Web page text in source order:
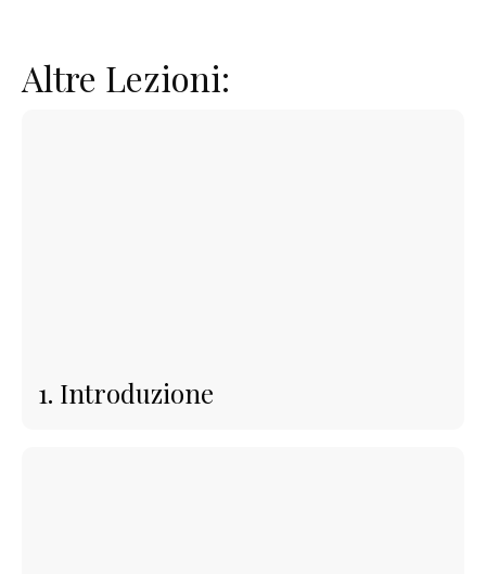
Altre Lezioni:
1. Introduzione